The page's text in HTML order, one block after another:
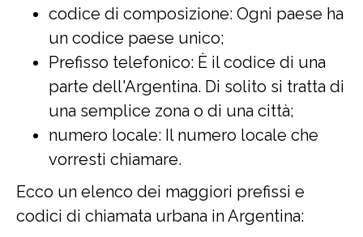
codice di composizione: Ogni paese ha
un codice paese unico;
Prefisso telefonico: È il codice di una
parte dell'Argentina. Di solito si tratta di
una semplice zona o di una città;
numero locale: Il numero locale che
vorresti chiamare.
Ecco un elenco dei maggiori prefissi e
codici di chiamata urbana in Argentina: